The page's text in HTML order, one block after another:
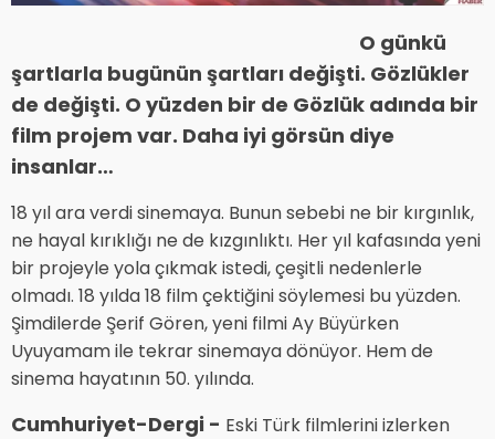
O günkü
şartlarla bugünün şartları değişti. Gözlükler
de değişti. O yüzden bir de Gözlük adında bir
film projem var. Daha iyi görsün diye
insanlar…
18 yıl ara verdi sinemaya. Bunun sebebi ne bir kırgınlık,
ne hayal kırıklığı ne de kızgınlıktı. Her yıl kafasında yeni
bir projeyle yola çıkmak istedi, çeşitli nedenlerle
olmadı. 18 yılda 18 film çektiğini söylemesi bu yüzden.
Şimdilerde Şerif Gören, yeni filmi Ay Büyürken
Uyuyamam ile tekrar sinemaya dönüyor. Hem de
sinema hayatının 50. yılında.
Cumhuriyet-Dergi - Eski Türk filmlerini izlerken